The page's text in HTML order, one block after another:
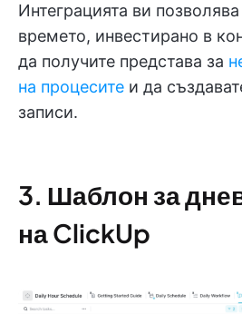
Интеграцията ви
времето, инвестирано в
да получите представа за
на процесите и да
записи.
3. Шаблон за
на ClickUp